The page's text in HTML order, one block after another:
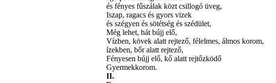
és fényes fűszálak közt csillogó üveg,
Iszap, ragacs és gyors vizek
és szégyen és sötétség és szédület,
Még lehet, hát bújj elő,
Vízben, kövek alatt rejtező, félelmes, álmos korom,
ízekben, bőr alatt rejtező,
Fényesen bújj elő, kő alatt rejtőzködő
Gyermekkorom.
II.